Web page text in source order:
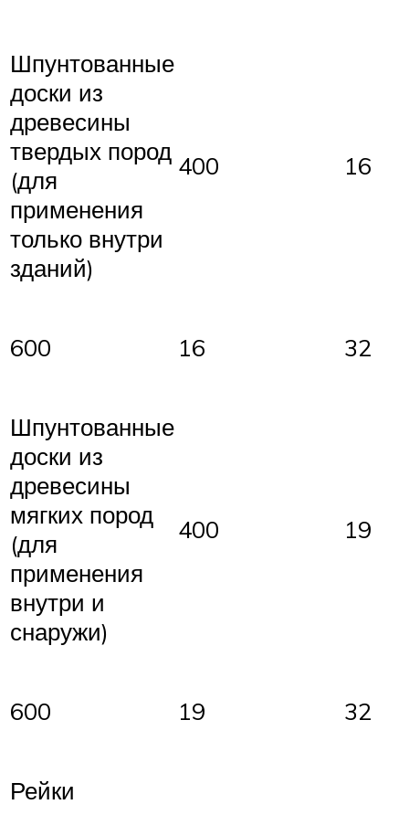
Шпунтованные
доски из
древесины
твердых пород
(для
применения
только внутри
зданий)
400 16
600 16 32
Шпунтованные
доски из
древесины
мягких пород
(для
применения
внутри и
снаружи)
400 19
600 19 32
Рейки